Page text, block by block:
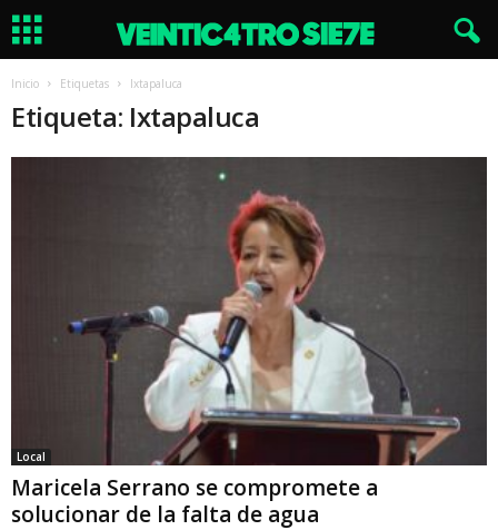
Inicio Etiquetas Ixtapaluca
Etiqueta: Ixtapaluca
Local
Maricela Serrano se compromete a
solucionar de la falta de agua